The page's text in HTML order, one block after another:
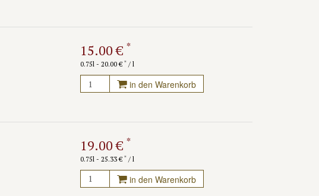
15.00 € *
0.75l - 20.00 € */ l
in den Warenkorb
19.00 € *
0.75l - 25.33 € */ l
in den Warenkorb